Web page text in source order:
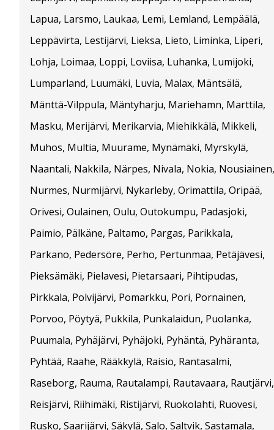
Lapua, Larsmo, Laukaa, Lemi, Lemland, Lempäälä,
Leppävirta, Lestijärvi, Lieksa, Lieto, Liminka, Liperi,
Lohja, Loimaa, Loppi, Loviisa, Luhanka, Lumijoki,
Lumparland, Luumäki, Luvia, Malax, Mäntsälä,
Mänttä-Vilppula, Mäntyharju, Mariehamn, Marttila,
Masku, Merijärvi, Merikarvia, Miehikkälä, Mikkeli,
Muhos, Multia, Muurame, Mynämäki, Myrskylä,
Naantali, Nakkila, Närpes, Nivala, Nokia, Nousiainen,
Nurmes, Nurmijärvi, Nykarleby, Orimattila, Oripää,
Orivesi, Oulainen, Oulu, Outokumpu, Padasjoki,
Paimio, Pälkäne, Paltamo, Pargas, Parikkala,
Parkano, Pedersöre, Perho, Pertunmaa, Petäjävesi,
Pieksämäki, Pielavesi, Pietarsaari, Pihtipudas,
Pirkkala, Polvijärvi, Pomarkku, Pori, Pornainen,
Porvoo, Pöytyä, Pukkila, Punkalaidun, Puolanka,
Puumala, Pyhäjärvi, Pyhäjoki, Pyhäntä, Pyhäranta,
Pyhtää, Raahe, Rääkkylä, Raisio, Rantasalmi,
Raseborg, Rauma, Rautalampi, Rautavaara, Rautjärvi,
Reisjärvi, Riihimäki, Ristijärvi, Ruokolahti, Ruovesi,
Rusko, Saarijärvi, Säkylä, Salo, Saltvik, Sastamala,